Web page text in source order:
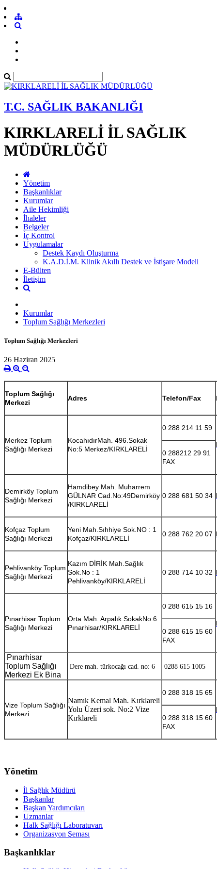
T.C. SAĞLIK BAKANLIĞI
KIRKLARELİ İL SAĞLIK
MÜDÜRLÜĞÜ
Yönetim
Başkanlıklar
Kurumlar
Aile Hekimliği
İhaleler
Belgeler
İç Kontrol
Uygulamalar
Destek Kaydı Oluşturma
K.A.D.İ.M. Klinik Akıllı Destek ve İstişare Modeli
E-Bülten
İletişim
Kurumlar
Toplum Sağlığı Merkezleri
Toplum Sağlığı Merkezleri
26 Haziran 2025
Toplum Sağlığı
Merkezi
Adres Telefon/Fax
Merkez Toplum
Sağlığı Merkezi
KocahıdırMah. 496.Sokak
No:5 Merkez/KIRKLARELİ
0 288 214 11 59
0 288212 29 91
FAX
Demirköy Toplum
Sağlığı Merkezi
Hamdibey Mah. Muharrem
GÜLNAR Cad.No:49Demirköy
/KIRKLARELİ
0 288 681 50 34
Kofçaz Toplum
Sağlığı Merkezi
Yeni Mah.Sıhhiye Sok.NO : 1
Kofçaz/KIRKLARELİ
0 288 762 20 07
Pehlivanköy Toplum
Sağlığı Merkezi
Kazım DİRİK Mah.Sağlık
Sok.No : 1
Pehlivanköy/KIRKLARELİ
0 288 714 10 32
Pınarhisar Toplum
Sağlığı Merkezi
Orta Mah. Arpalık SokakNo:6
Pınarhisar/KIRKLARELİ
0 288 615 15 16
0 288 615 15 60
FAX
Pınarhisar
Toplum Sağlığı
Merkezi Ek Bina
Dere mah. türkocağı cad. no: 6 0288 615 1005
Vize Toplum Sağlığı
Merkezi
Namık Kemal Mah. Kırklareli
Yolu Üzeri sok. No:2 Vize
Kırklareli
0 288 318 15 65
0 288 318 15 60
FAX
Yönetim
İl Sağlık Müdürü
Başkanlar
Başkan Yardımcıları
Uzmanlar
Halk Sağlığı Laboratuvarı
Organizasyon Şeması
Başkanlıklar